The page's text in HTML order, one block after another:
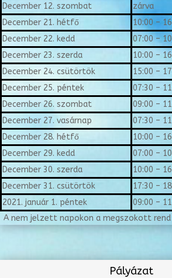
December 12. szombat
zárva
December 21. hétfő
10:00 –
December 22. kedd
07:00 –
December 23. szerda
10:00 –
December 24. csütörtök
15:00 –
December 25. péntek
07:30 –
December 26. szombat
09:00 –
December 27. vasárnap
07:30 –
December 28. hétfő
10:00 –
December 29. kedd
07:00 –
December 30. szerda
10:00 –
December 31. csütörtök
17:30 –
2021. január 1. péntek
09:00 –
A nem jelzett napokon a megszokott
Pályázat